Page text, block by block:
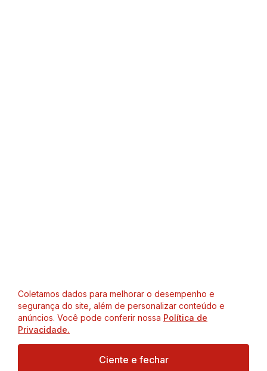
Coletamos dados para melhorar o desempenho e
segurança do site, além de personalizar conteúdo e
anúncios. Você pode conferir nossa Política de
Privacidade.
Ciente e fechar